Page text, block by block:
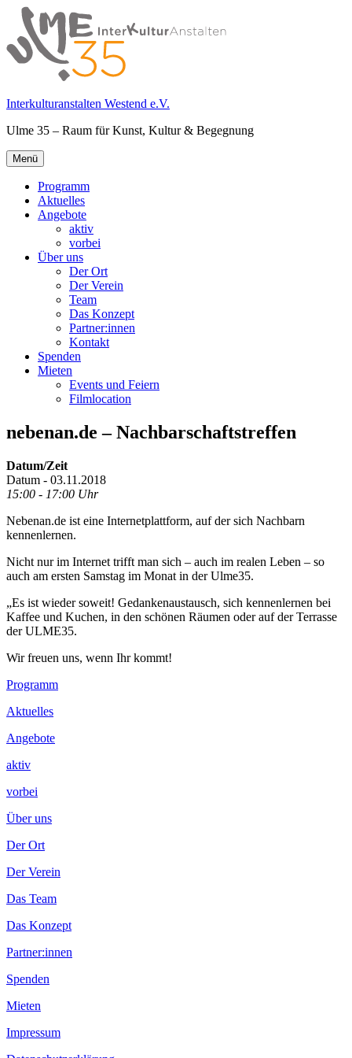
Springe
zum
Inhalt
Interkulturanstalten Westend e.V.
Ulme 35 – Raum für Kunst, Kultur & Begegnung
Primäres
Menü
Menü
Programm
Aktuelles
Angebote
aktiv
vorbei
Über uns
Der Ort
Der Verein
Team
Das Konzept
Partner:innen
Kontakt
Spenden
Mieten
Events und Feiern
Filmlocation
nebenan.de – Nachbarschaftstreffen
Datum/Zeit
Datum - 03.11.2018
15:00 - 17:00 Uhr
Nebenan.de ist eine Internetplattform, auf der sich Nachbarn
kennenlernen.
Nicht nur im Internet trifft man sich – auch im realen Leben – so
auch am ersten Samstag im Monat in der Ulme35.
„Es ist wieder soweit! Gedankenaustausch, sich kennenlernen bei
Kaffee und Kuchen, in den schönen Räumen oder auf der Terrasse
der ULME35.
Wir freuen uns, wenn Ihr kommt!
Footer
Inhalt
Programm
Aktuelles
Angebote
aktiv
vorbei
Über uns
Der Ort
Der Verein
Das Team
Das Konzept
Partner:innen
Spenden
Mieten
Impressum